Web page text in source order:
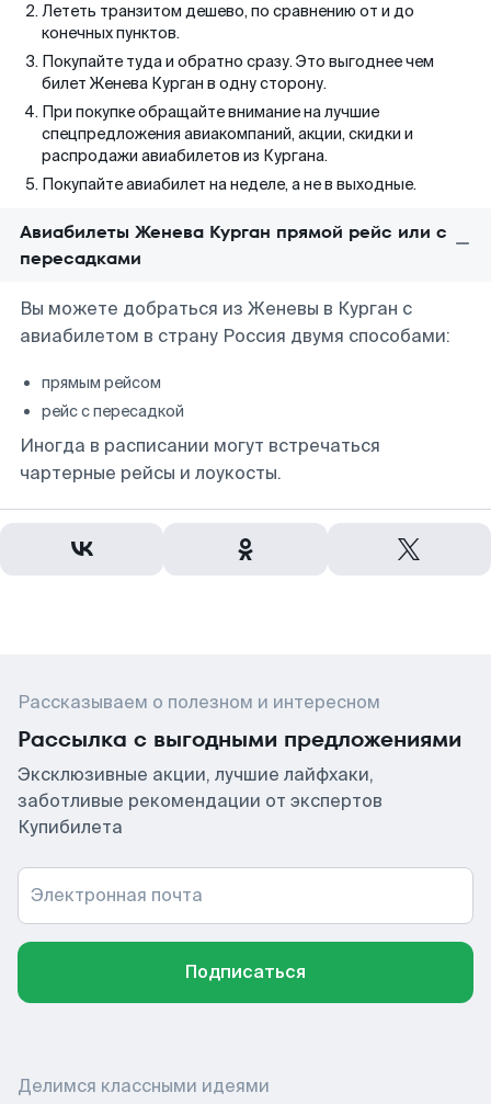
Лететь транзитом дешево, по сравнению от и до
конечных пунктов.
Покупайте туда и обратно сразу. Это выгоднее чем
билет Женева Курган в одну сторону.
При покупке обращайте внимание на лучшие
спецпредложения авиакомпаний, акции, скидки и
распродажи авиабилетов из Кургана.
Покупайте авиабилет на неделе, а не в выходные.
Авиабилеты Женева Курган прямой рейс или с
пересадками
Вы можете добраться из Женевы в Курган с
авиабилетом в страну Россия двумя способами:
прямым рейсом
рейс с пересадкой
Иногда в расписании могут встречаться
чартерные рейсы и лоукосты.
Рассказываем о полезном и интересном
Рассылка с выгодными предложениями
Эксклюзивные акции, лучшие лайфхаки,
заботливые рекомендации от экспертов
Купибилета
Электронная почта
Подписаться
Делимся классными идеями